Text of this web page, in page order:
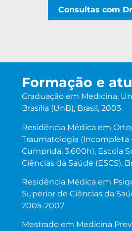
Consultas com
Formação e
Graduação em Medicina,
Brasília (UnB), Brasil, 2003
Residência Médica em
Traumatologia (Incompleta
Cumprida: 3.600h), Escola
Ciências da Saúde (ESCS),
Residência Médica em
Superior de Ciências da
2005-2007
Mestrado em Medicina